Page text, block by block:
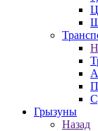
Грызуны
Назад